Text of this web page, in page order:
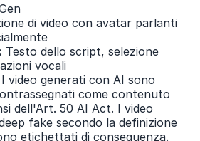
di video con avatar parlanti
Testo dello script, selezione
vocali
I video generati con AI sono
come contenuto
dell'Art. 50 AI Act. I video
fake secondo la definizione
etichettati di conseguenza.